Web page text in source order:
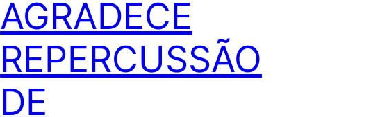
AGRADECE
REPERCUSSÃO
DE